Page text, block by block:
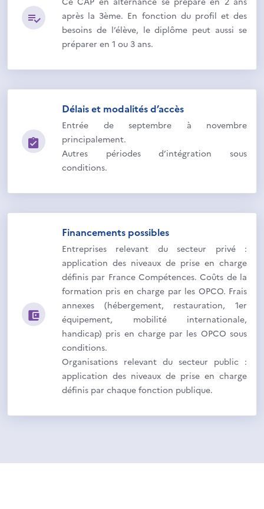
après la 3ème. En fonction du profil et des
besoins de l’élève, le diplôme peut aussi se
préparer en 1 ou 3 ans.
Délais et modalités d’accès
Entrée de septembre à novembre
principalement.
Autres périodes d’intégration sous
conditions.
Financements possibles
Entreprises relevant du secteur privé :
application des niveaux de prise en charge
définis par France Compétences. Coûts de la
formation pris en charge par les OPCO. Frais
annexes (hébergement, restauration, 1er
équipement, mobilité internationale,
handicap) pris en charge par les OPCO sous
conditions.
Organisations relevant du secteur public :
application des niveaux de prise en charge
définis par chaque fonction publique.